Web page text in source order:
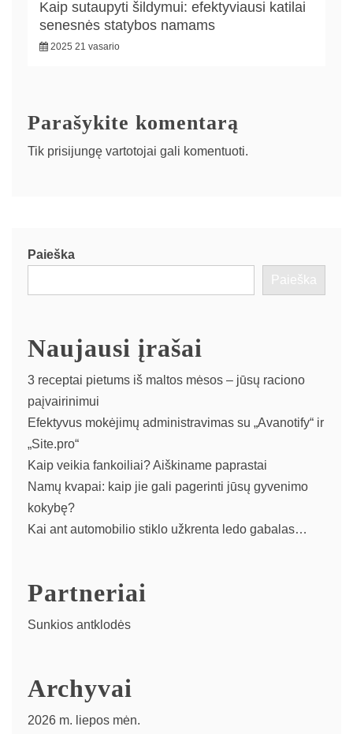
Kaip sutaupyti šildymui: efektyviausi katilai
senesnės statybos namams
2025 21 vasario
Parašykite komentarą
Tik prisijungę vartotojai gali komentuoti.
Paieška
Paieška
Naujausi įrašai
3 receptai pietums iš maltos mėsos – jūsų raciono
paįvairinimui
Efektyvus mokėjimų administravimas su „Avanotify“ ir
„Site.pro“
Kaip veikia fankoiliai? Aiškiname paprastai
Namų kvapai: kaip jie gali pagerinti jūsų gyvenimo
kokybę?
Kai ant automobilio stiklo užkrenta ledo gabalas…
Partneriai
Sunkios antklodės
Archyvai
2026 m. liepos mėn.